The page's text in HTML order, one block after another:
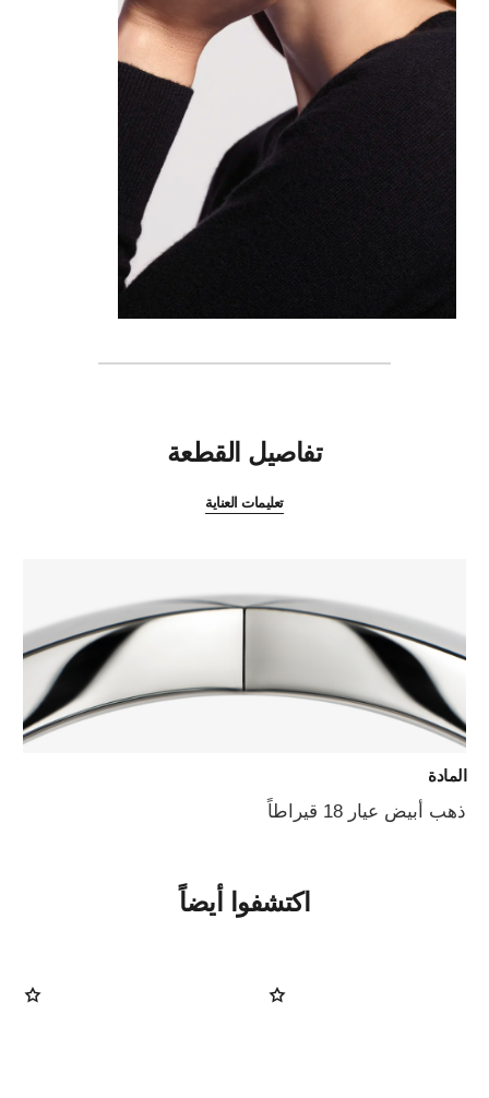
تفاصيل القطعة
تعليمات العناية
المادة
ذهب أبيض عيار 18 قيراطاً
اكتشفوا أيضاً